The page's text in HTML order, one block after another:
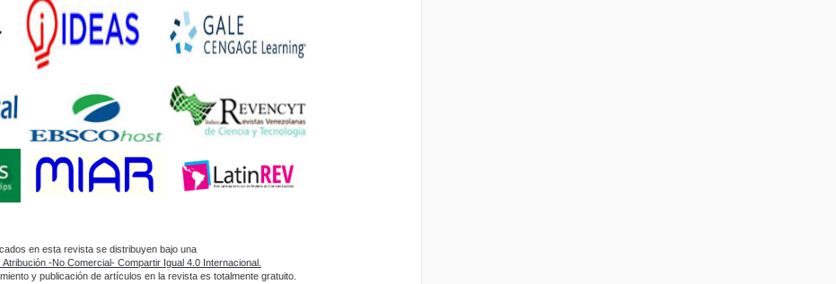
en esta revista se distribuyen bajo una
-No Comercial- Compartir Igual 4.0 Internacional.
y publicación de artículos en la revista es totalmente gratuito.